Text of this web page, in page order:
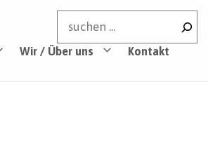
Suchen
Wir / Über uns Kontakt